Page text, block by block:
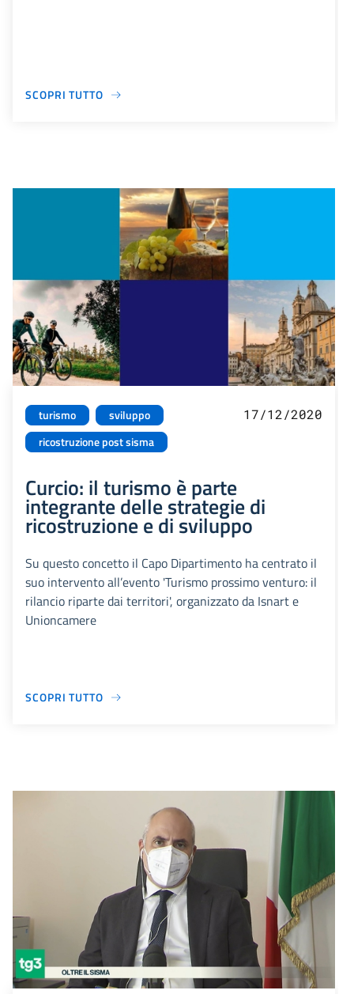
SCOPRI TUTTO
turismo
sviluppo
ricostruzione post sisma
17/12/2020
Curcio: il turismo è parte
integrante delle strategie di
ricostruzione e di sviluppo
Su questo concetto il Capo Dipartimento ha centrato il
suo intervento all’evento 'Turismo prossimo venturo: il
rilancio riparte dai territori', organizzato da Isnart e
Unioncamere
SCOPRI TUTTO